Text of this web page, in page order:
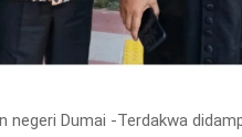
negeri Dumai -Terdakwa